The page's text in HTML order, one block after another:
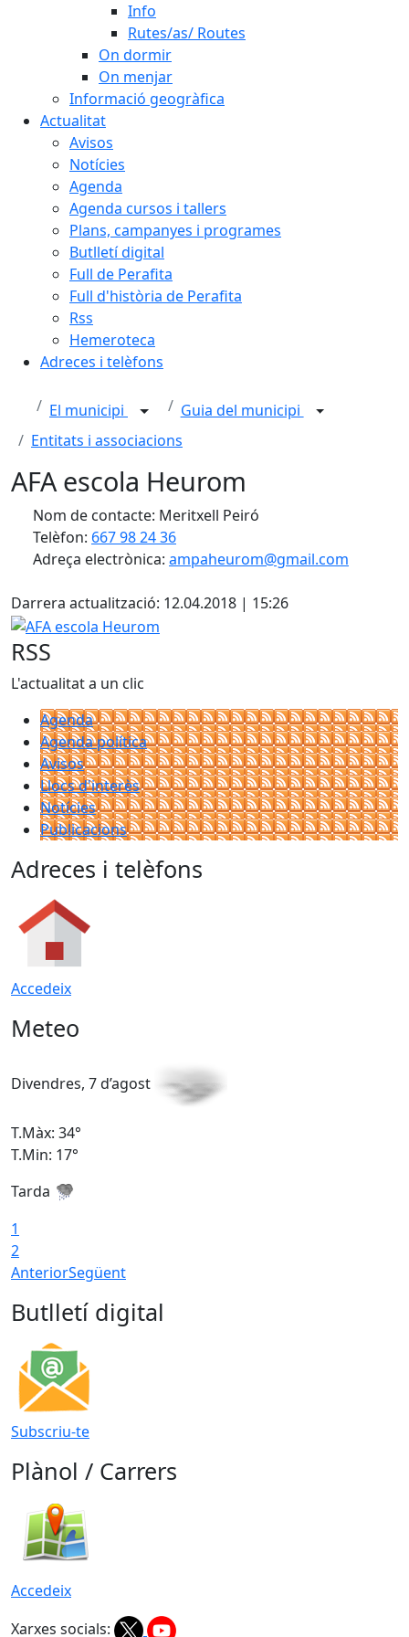
Info
Rutes/as/ Routes
On dormir
On menjar
Informació geogràfica
Actualitat
Avisos
Notícies
Agenda
Agenda cursos i tallers
Plans, campanyes i programes
Butlletí digital
Full de Perafita
Full d'història de Perafita
Rss
Hemeroteca
Adreces i telèfons
El municipi
Guia del municipi
Entitats i associacions
AFA escola Heurom
Nom de contacte: Meritxell Peiró
Telèfon: 667 98 24 36
Adreça electrònica: ampaheurom@gmail.com
Darrera actualització: 12.04.2018 | 15:26
AFA escola Heurom
RSS
L'actualitat a un clic
Agenda
Agenda política
Avisos
Llocs d'interès
Notícies
Publicacions
Adreces i telèfons
Accedeix
Meteo
Divendres, 7 d’agost
T.Màx: 34°
T.Min: 17°
Tarda
1
2
AnteriorSegüent
Butlletí digital
Subscriu-te
Plànol / Carrers
Accedeix
Xarxes socials: